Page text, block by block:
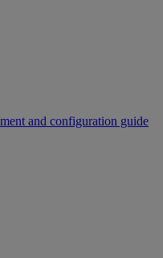
and configuration guide